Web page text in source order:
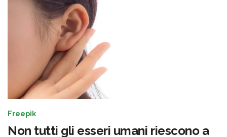
Freepik
Non tutti gli esseri umani riescono a